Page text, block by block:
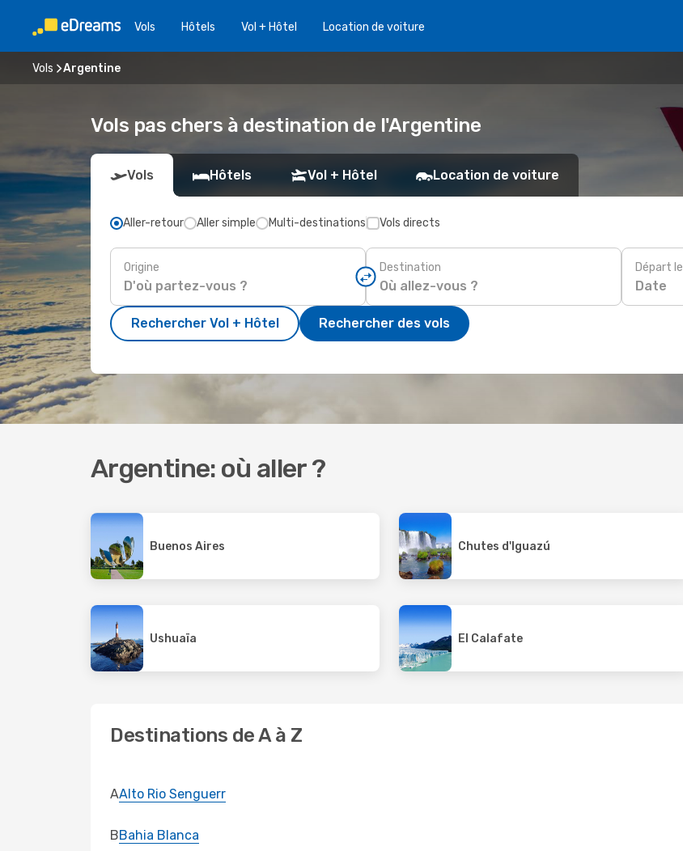
Vols Hôtels Vol + Hôtel Location de voiture
Vols Argentine
Vols pas chers à destination de l'Argentine
Vols Hôtels Vol + Hôtel Location de voiture
Aller-retour Aller simple Multi-destinations Vols directs
Origine Destination Départ le
Date
Rechercher Vol + Hôtel Rechercher des vols
Argentine: où aller ?
Buenos Aires Chutes d'Iguazú
Ushuaïa El Calafate
Destinations de A à Z
AAlto Rio Senguerr
BBahia Blanca